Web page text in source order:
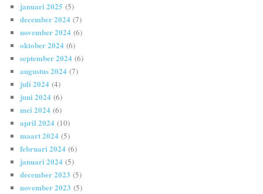
januari 2025 (5)
december 2024 (7)
november 2024 (6)
oktober 2024 (6)
september 2024 (6)
augustus 2024 (7)
juli 2024 (4)
juni 2024 (6)
mei 2024 (6)
april 2024 (10)
maart 2024 (5)
februari 2024 (6)
januari 2024 (5)
december 2023 (5)
november 2023 (5)